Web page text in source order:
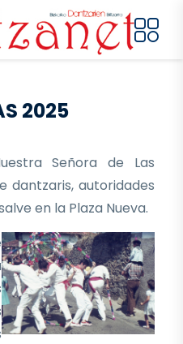
2025
Señora de Las
dantzaris, autoridades
en la Plaza Nueva.